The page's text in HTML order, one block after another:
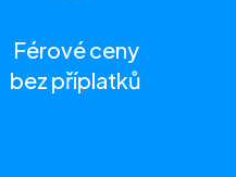
Férové ceny
bez příplatků